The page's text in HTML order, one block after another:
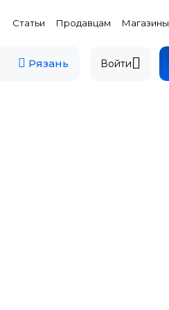
Статьи Продавцам Магазины
Рязань Войти